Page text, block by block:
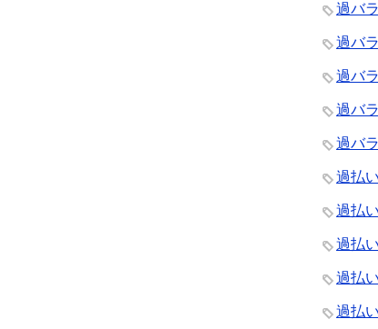
過バ
過バ
過バ
過バ
過バ
過払
過払
過払
過払
過払